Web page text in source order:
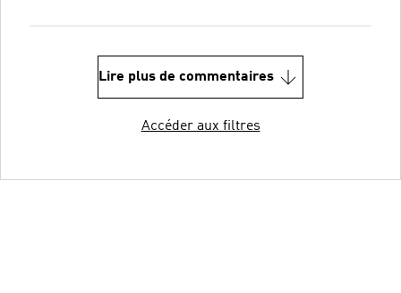
Lire plus de commentaires
Accéder aux filtres